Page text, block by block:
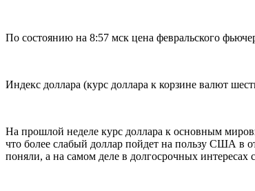
По состоянию на 8:57 мск цена февральского
Индекс доллара (курс доллара к корзине валют
На прошлой неделе курс доллара к основным
что более слабый доллар пойдет на пользу США в
поняли, а на самом деле в долгосрочных